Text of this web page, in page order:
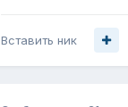
Вставить ник